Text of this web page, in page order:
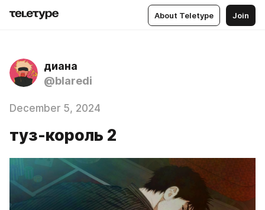
About Teletype Join
диана
@blaredi
December 5, 2024
туз-король 2